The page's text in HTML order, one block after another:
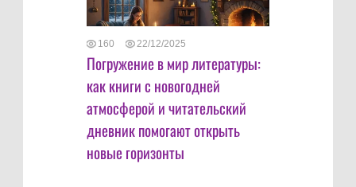
160 22/12/2025
Погружение в мир литературы:
как книги с новогодней
атмосферой и читательский
дневник помогают открыть
новые горизонты